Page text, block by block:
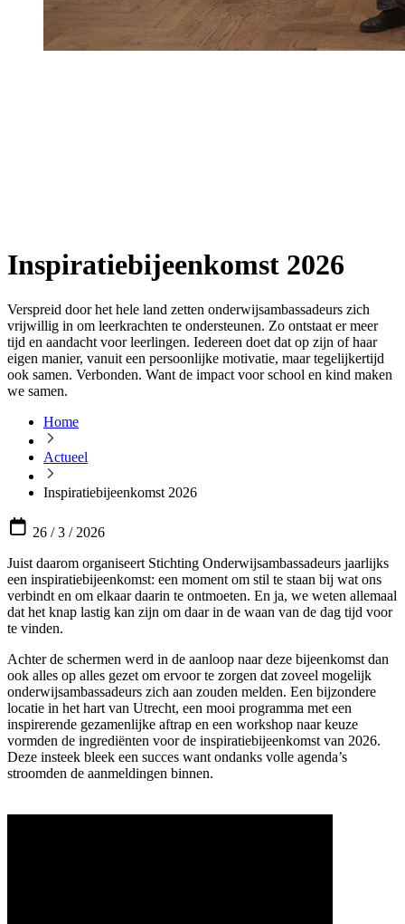
Inspiratiebijeenkomst 2026
Verspreid door het hele land zetten onderwijsambassadeurs zich
vrijwillig in om leerkrachten te ondersteunen. Zo ontstaat er meer
tijd en aandacht voor leerlingen. Iedereen doet dat op zijn of haar
eigen manier, vanuit een persoonlijke motivatie, maar tegelijkertijd
ook samen. Verbonden. Want de impact voor school en kind maken
we samen.
Home
Actueel
Inspiratiebijeenkomst 2026
26 / 3 / 2026
Juist daarom organiseert Stichting Onderwijsambassadeurs jaarlijks
een inspiratiebijeenkomst: een moment om stil te staan bij wat ons
verbindt en om elkaar daarin te ontmoeten. En ja, we weten allemaal
dat het knap lastig kan zijn om daar in de waan van de dag tijd voor
te vinden.
Achter de schermen werd in de aanloop naar deze bijeenkomst dan
ook alles op alles gezet om ervoor te zorgen dat zoveel mogelijk
onderwijsambassadeurs zich aan zouden melden. Een bijzondere
locatie in het hart van Utrecht, een mooi programma met een
inspirerende gezamenlijke aftrap en een workshop naar keuze
vormden de ingrediënten voor de inspiratiebijeenkomst van 2026.
Deze insteek bleek een succes want ondanks volle agenda’s
stroomden de aanmeldingen binnen.